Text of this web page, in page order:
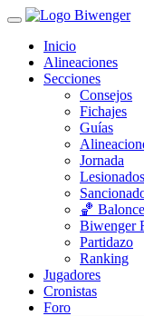
Inicio
Alineaciones
Secciones
Consejos
Fichajes
Guías
Jornada
Lesionados
🏀
Biwenger
Partidazo
Ranking
Jugadores
Cronistas
Foro